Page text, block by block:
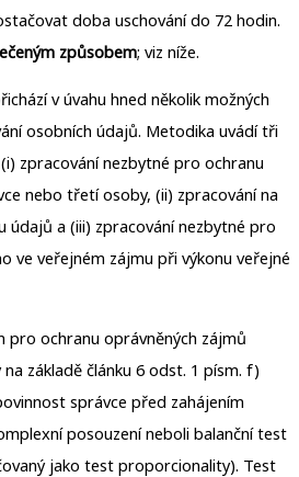
doba uschování do 72 hodin.
způsobem; viz níže.
v úvahu hned několik možných
osobních údajů. Metodika uvádí tři
zpracování nezbytné pro ochranu
nebo třetí osoby, (ii) zpracování na
údajů a (iii) zpracování nezbytné pro
ve veřejném zájmu při výkonu veřejné
pro ochranu oprávněných zájmů
základě článku 6 odst. 1 písm. f)
správce před zahájením
posouzení neboli balanční test
jako test proporcionality). Test